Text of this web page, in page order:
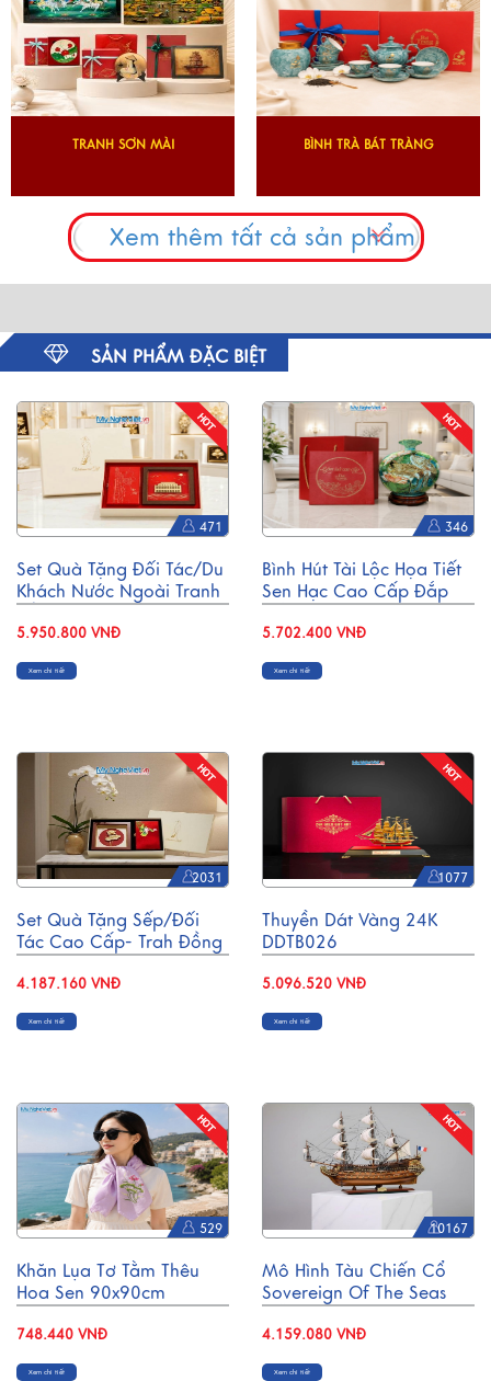
TRANH SƠN MÀI BÌNH TRÀ BÁT TRÀNG
Xem thêm tất cả sản phẩm
SẢN PHẨM ĐẶC BIỆT
471
Set Quà Tặng Đối Tác/Du
Khách Nước Ngoài Tranh
Hộp Trang Sức Sơn Mài
CBQT006/2
5.950.800 VNĐ
Xem chi tiết
346
Bình Hút Tài Lộc Họa Tiết
Sen Hạc Cao Cấp Đắp
1
5.702.400 VNĐ
Xem chi tiết
2031
Set Quà Tặng Sếp/Đối
Tác Cao Cấp- Trah Đồng
CBQT004
4.187.160 VNĐ
Xem chi tiết
1077
Thuyền Dát Vàng 24K
DDTB026
5.096.520 VNĐ
Xem chi tiết
529
Khăn Lụa Tơ Tằm Thêu
Hoa Sen 90x90cm
748.440 VNĐ
Xem chi tiết
10167
Mô Hình Tàu Chiến Cổ
Sovereign Of The Seas
MNV-TB14
4.159.080 VNĐ
Xem chi tiết